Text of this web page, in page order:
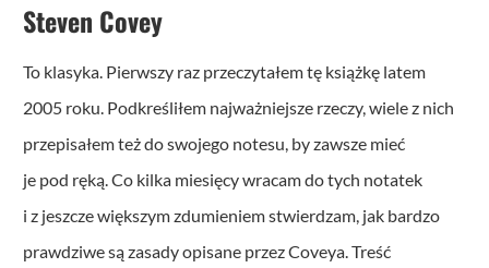
Steven Covey
To klasyka. Pierwszy raz przeczytałem tę książkę latem
2005 roku. Podkreśliłem najważniejsze rzeczy, wiele z nich
przepisałem też do swojego notesu, by zawsze mieć
je pod ręką. Co kilka miesięcy wracam do tych notatek
i z jeszcze większym zdumieniem stwierdzam, jak bardzo
prawdziwe są zasady opisane przez Coveya. Treść